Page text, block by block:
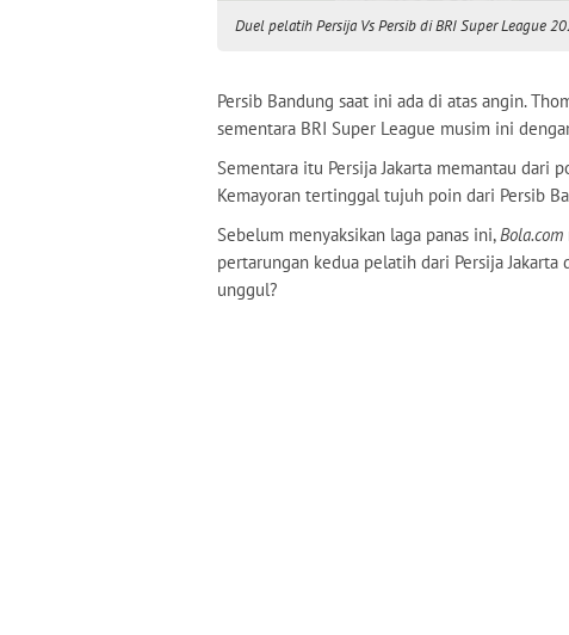
Duel pelatih Persija Vs Persib di BRI Super League
Persib Bandung saat ini ada di atas angin.
sementara BRI Super League musim ini
Sementara itu Persija Jakarta memantau dari
Kemayoran tertinggal tujuh poin dari Persib
Sebelum menyaksikan laga panas ini,Bola.com
pertarungan kedua pelatih dari Persija
unggul?